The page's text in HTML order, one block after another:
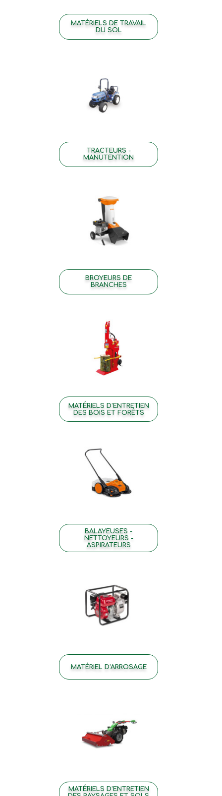
MATÉRIELS DE TRAVAIL
DU SOL
TRACTEURS -
MANUTENTION
BROYEURS DE
BRANCHES
MATÉRIELS D'ENTRETIEN
DES BOIS ET FORÊTS
BALAYEUSES -
NETTOYEURS -
ASPIRATEURS
MATÉRIEL D'ARROSAGE
MATÉRIELS D'ENTRETIEN